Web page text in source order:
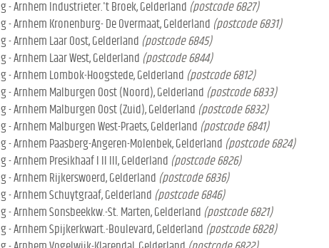
- Arnhem Industrieter.'t Broek, Gelderland (postcode 6827)
- Arnhem Kronenburg- De Overmaat, Gelderland (postcode 6831)
- Arnhem Laar Oost, Gelderland (postcode 6845)
- Arnhem Laar West, Gelderland (postcode 6844)
- Arnhem Lombok-Hoogstede, Gelderland (postcode 6812)
- Arnhem Malburgen Oost (Noord), Gelderland (postcode 6833)
- Arnhem Malburgen Oost (Zuid), Gelderland (postcode 6832)
- Arnhem Malburgen West-Praets, Gelderland (postcode 6841)
- Arnhem Paasberg-Angeren-Molenbek, Gelderland (postcode 6824)
- Arnhem Presikhaaf I II III, Gelderland (postcode 6826)
- Arnhem Rijkerswoerd, Gelderland (postcode 6836)
- Arnhem Schuytgraaf, Gelderland (postcode 6846)
- Arnhem Sonsbeekkw.-St. Marten, Gelderland (postcode 6821)
- Arnhem Spijkerkwart.-Boulevard, Gelderland (postcode 6828)